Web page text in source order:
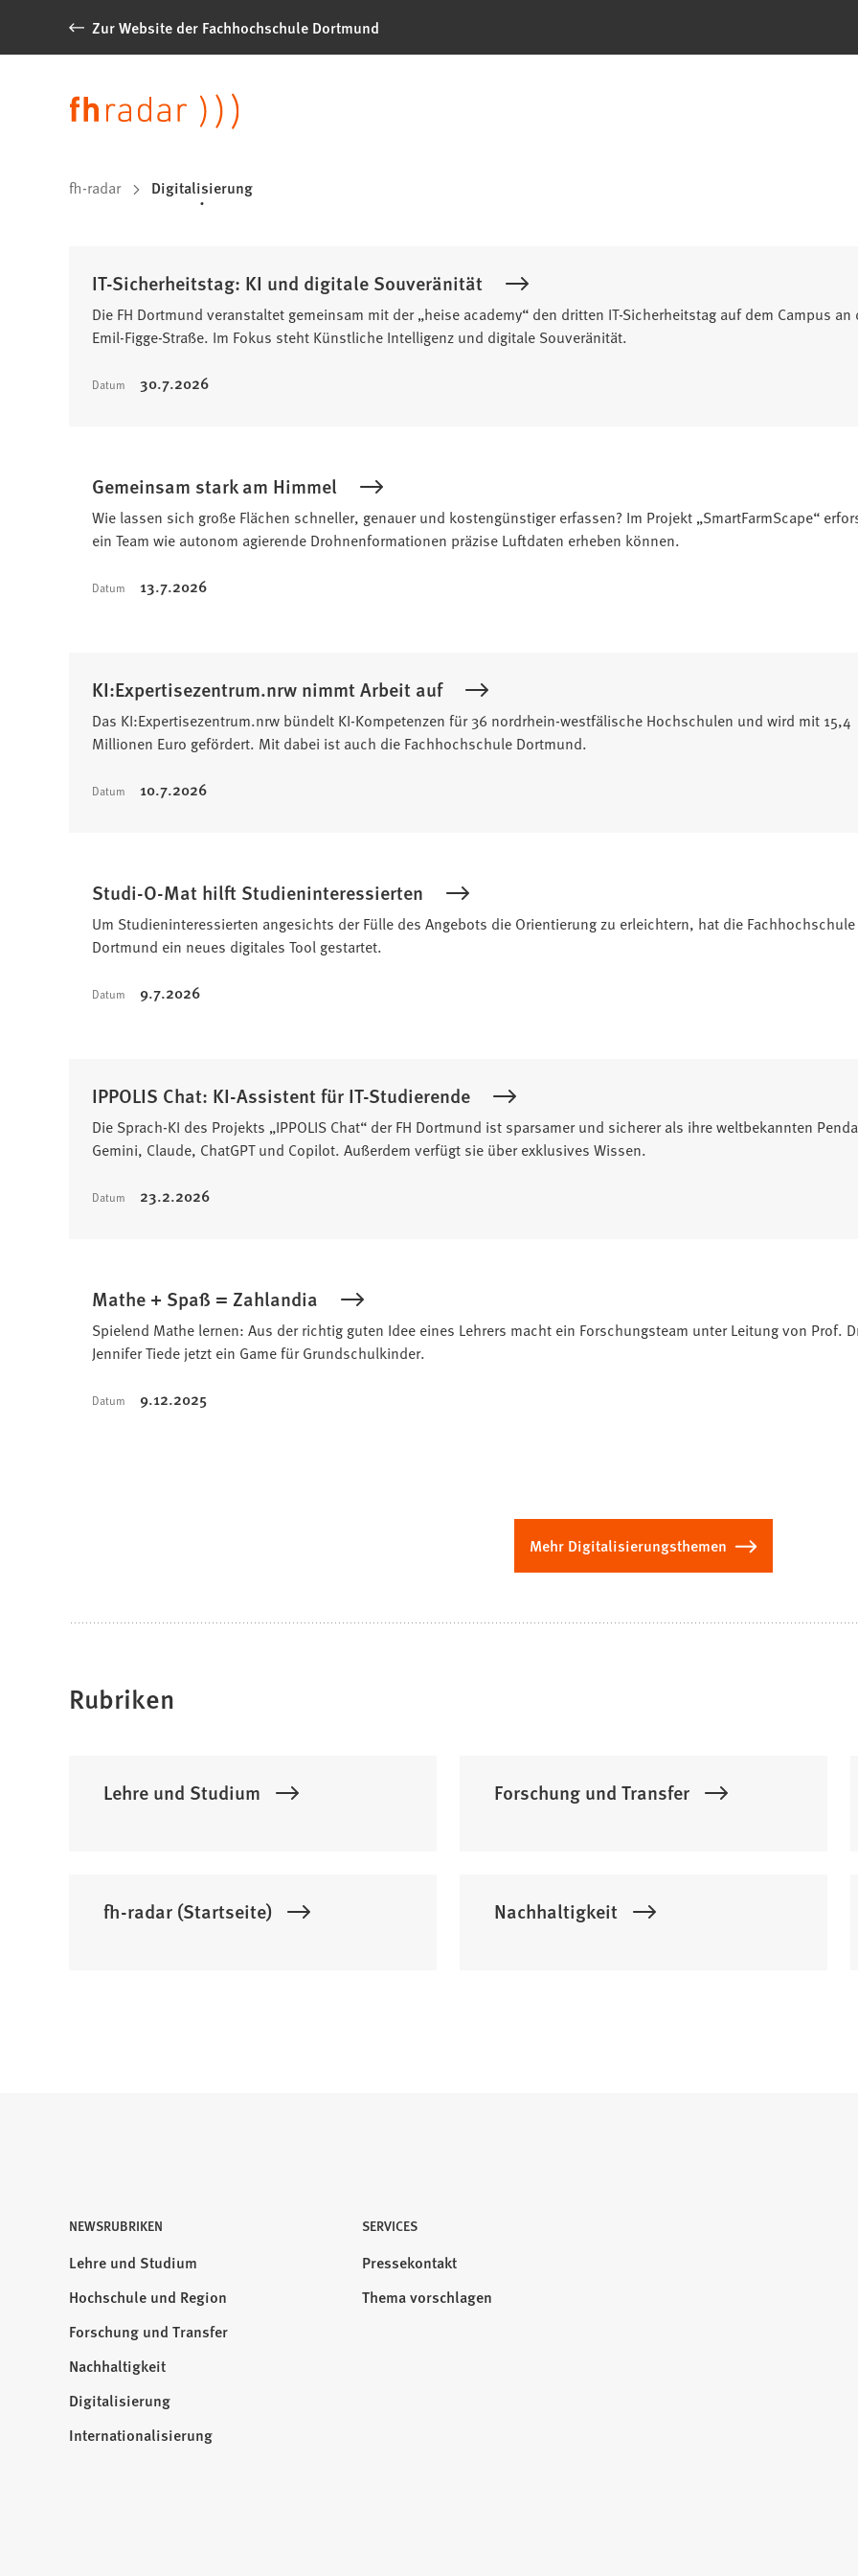
Inhalt anspringenZur Website der Fachhochschule Dortmund
der
Dortmund
Sprache
sich
hier:
fh-radar Digitalisierung
IT-Sicherheitstag: KI und digitale Souveränität
Die FH Dortmund veranstaltet gemeinsam mit der „heise academy“ den dritten IT-Sicherheitstag auf dem Campus an
Emil-Figge-Straße. Im Fokus steht Künstliche Intelligenz und digitale Souveränität.
Datum 30.7.2026
Gemeinsam stark am Himmel
Wie lassen sich große Flächen schneller, genauer und kostengünstiger erfassen? Im Projekt „SmartFarmScape“
ein Team wie autonom agierende Drohnenformationen präzise Luftdaten erheben können.
Datum 13.7.2026
KI:Expertisezentrum.nrw nimmt Arbeit auf
Das KI:Expertisezentrum.nrw bündelt KI-Kompetenzen für 36 nordrhein-westfälische Hochschulen und wird mit 15,4
Millionen Euro gefördert. Mit dabei ist auch die Fachhochschule Dortmund.
Datum 10.7.2026
Studi-O-Mat hilft Studieninteressierten
Um Studieninteressierten angesichts der Fülle des Angebots die Orientierung zu erleichtern, hat die Fachhochschule
Dortmund ein neues digitales Tool gestartet.
Datum 9.7.2026
IPPOLIS Chat: KI-Assistent für IT-Studierende
Die Sprach-KI des Projekts „IPPOLIS Chat“ der FH Dortmund ist sparsamer und sicherer als ihre weltbekannten
Gemini, Claude, ChatGPT und Copilot. Außerdem verfügt sie über exklusives Wissen.
Datum 23.2.2026
Mathe + Spaß = Zahlandia
Spielend Mathe lernen: Aus der richtig guten Idee eines Lehrers macht ein Forschungsteam unter Leitung von Prof.
Jennifer Tiede jetzt ein Game für Grundschulkinder.
Datum 9.12.2025
Mehr Digitalisierungsthemen
Rubriken
Lehre und Studium Forschung und Transfer
fh-radar (Startseite) Nachhaltigkeit
NEWSRUBRIKEN
Lehre und Studium
Hochschule und Region
Forschung und Transfer
Nachhaltigkeit
Digitalisierung
Internationalisierung
SERVICES
Pressekontakt
Thema vorschlagen
Besuchen
Sie
auf: